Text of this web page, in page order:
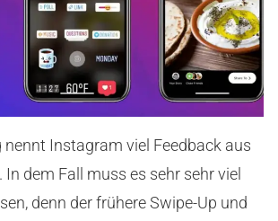
nennt Instagram viel Feedback aus
dem Fall muss es sehr sehr viel
denn der frühere Swipe-Up und